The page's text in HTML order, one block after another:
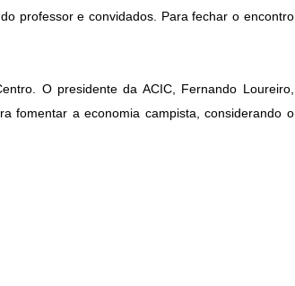
professor e convidados. Para fechar o encontro
O presidente da ACIC, Fernando Loureiro,
fomentar a economia campista, considerando o